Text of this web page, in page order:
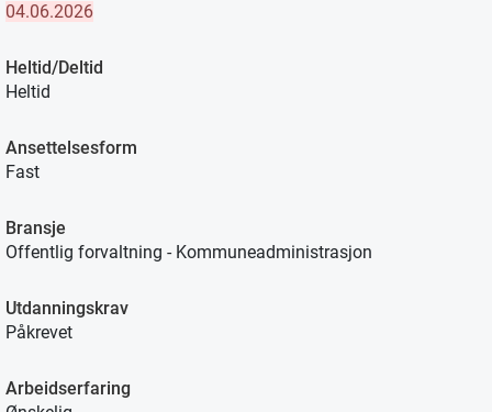
04.06.2026
Heltid/Deltid
Heltid
Ansettelsesform
Fast
Bransje
Offentlig forvaltning - Kommuneadministrasjon
Utdanningskrav
Påkrevet
Arbeidserfaring